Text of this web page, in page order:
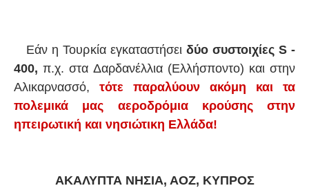
Εάν η Τουρκία εγκαταστήσειδύο συστοιχίες S -
400, π.χ. στα Δαρδανέλλια (Ελλήσποντο) και στην
Αλικαρνασσό, τότε παραλύουν ακόμη και τα
πολεμικά μας αεροδρόμια κρούσης στην
ηπειρωτική και νησιώτικη Ελλάδα!
ΑΚΑΛΥΠΤΑ ΝΗΣΙΑ, ΑΟΖ, ΚΥΠΡΟΣ